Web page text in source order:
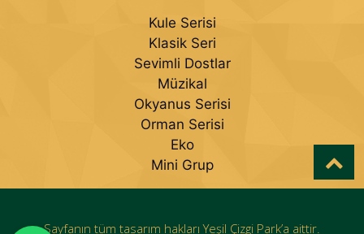
Kule Serisi
Klasik Seri
Sevimli Dostlar
Müzikal
Okyanus Serisi
Orman Serisi
Eko
Mini Grup
Sayfanın tüm tasarım hakları Yeşil Çizgi Park’a aittir.